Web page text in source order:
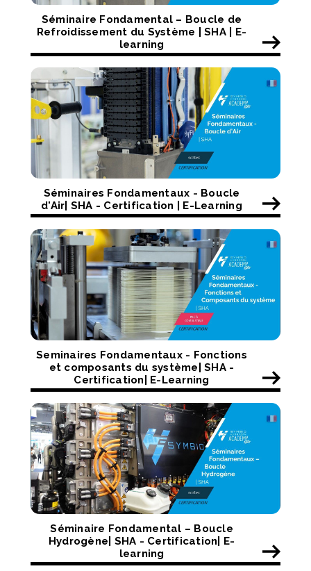
Séminaire Fondamental – Boucle de
Refroidissement du Système | SHA | E-
learning
Séminaires Fondamentaux - Boucle
d'Air| SHA - Certification | E-Learning
Seminaires Fondamentaux - Fonctions
et composants du système| SHA -
Certification| E-Learning
Séminaire Fondamental – Boucle
Hydrogène| SHA - Certification| E-
learning